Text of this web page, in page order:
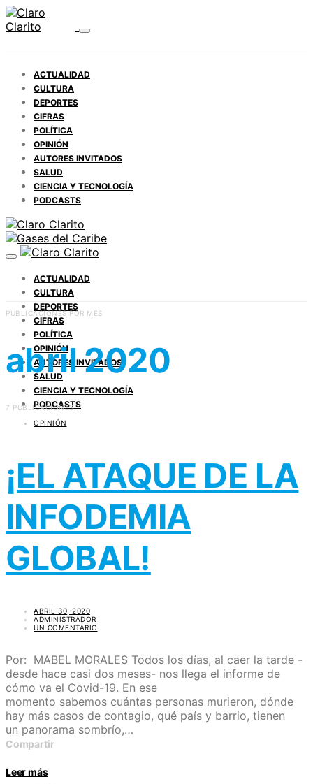
ACTUALIDAD
CULTURA
DEPORTES
CIFRAS
POLÍTICA
OPINIÓN
AUTORES INVITADOS
SALUD
CIENCIA Y TECNOLOGÍA
PODCASTS
ACTUALIDAD
CULTURA
DEPORTES
CIFRAS
POLÍTICA
OPINIÓN
AUTORES INVITADOS
SALUD
CIENCIA Y TECNOLOGÍA
PODCASTS
PUBLICACIONES POR MES
abril 2020
7 PUBLICACIONES
OPINIÓN
¡EL ATAQUE DE LA
INFODEMIA
GLOBAL!
ABRIL 30, 2020
ADMINISTRADOR
UN COMENTARIO
Por: MABEL MORALES Todos los días, al caer la tarde -
desde hace casi dos meses- nos llega el informe de
cómo va el Covid-19. En ese
momento sabemos cuántas personas murieron, dónde
hay más casos de contagio, qué país y barrio, tienen
un panorama sombrío,…
Compartir
Leer más